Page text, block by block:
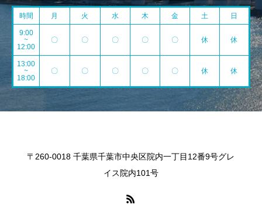
時間 月 火 水 木 金 土 日
9:00
~
12:00
〇 〇 〇 〇 〇 休 休
13:00
~
18:00
〇 〇 〇 〇 〇 休 休
〒260-0018 千葉県千葉市中央区院内一丁目12番9号グレ
イス院内101号